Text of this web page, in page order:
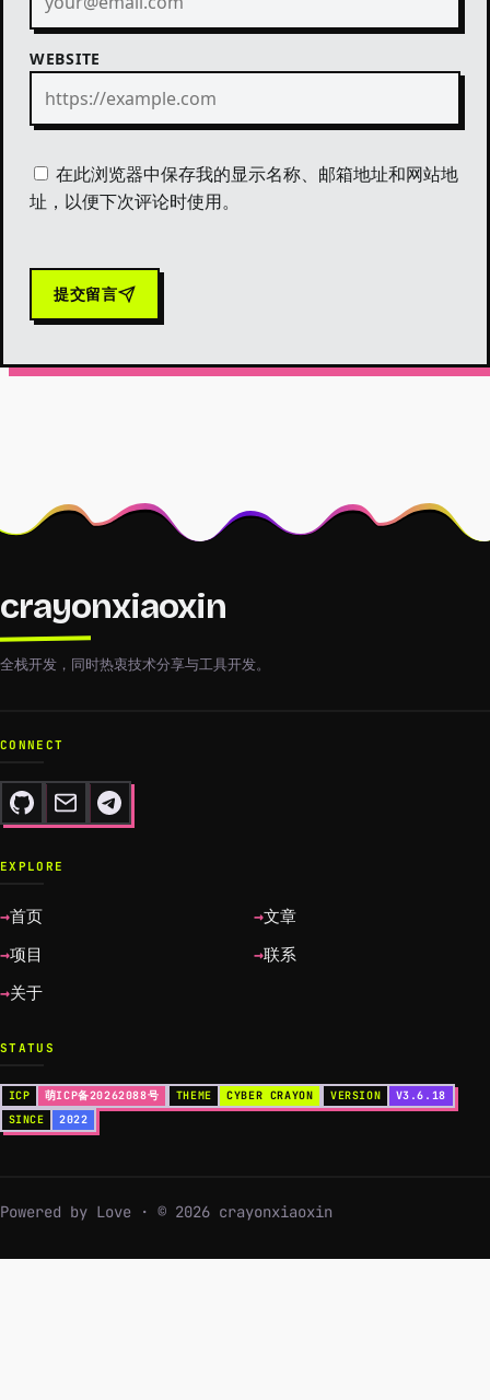
WEBSITE
在此浏览器中保存我的显示名称、邮箱地址和网站地
址，以便下次评论时使用。
提交留言
crayonxiaoxin
全栈开发，同时热衷技术分享与工具开发。
EXPLORE
首页
文章
项目
联系
关于
CONNECT
STATUS
ICP 萌ICP备20262088号 THEME CYBER CRAYON VERSION
V3.6.18
SINCE
2022
Powered by Love · © 2026 crayonxiaoxin